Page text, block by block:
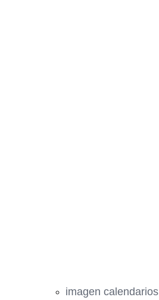
imagen calendarios